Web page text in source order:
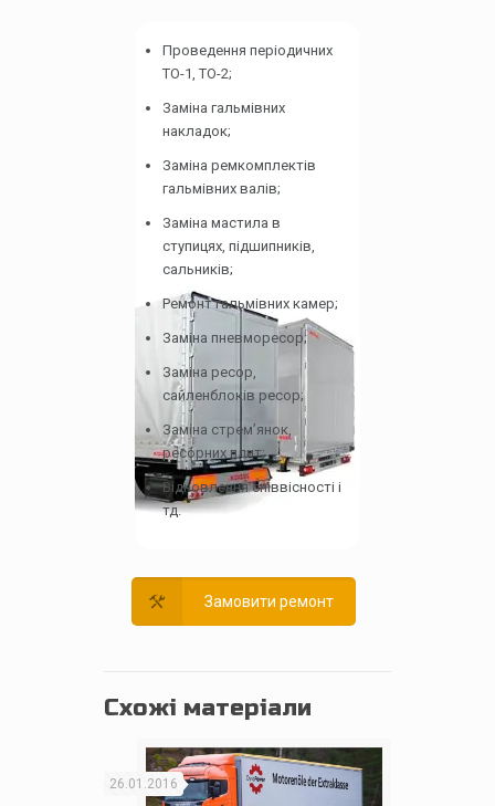
Проведення періодичних
ТО-1, ТО-2;
Заміна гальмівних
накладок;
Заміна ремкомплектів
гальмівних валів;
Заміна мастила в
ступицях, підшипників,
сальників;
Ремонт гальмівних камер;
Заміна пневморесор;
Заміна ресор,
сайленблоків ресор;
Заміна стрем’янок,
ресорних плит;
Відновлення співвісності і
тд.
Замовити ремонт
Схожі матеріали
26.01.2016